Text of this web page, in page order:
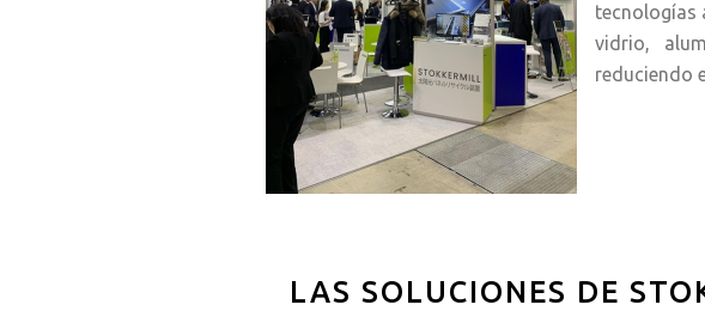
tecnologías
vidrio,
reduciendo
LAS SOLUCIONES DE